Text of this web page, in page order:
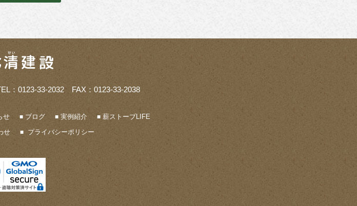
：0123-33-2032 FAX：0123-33-2038
せ ブログ 実例紹介
薪ストーブLIFE
せ プライバシーポリシー